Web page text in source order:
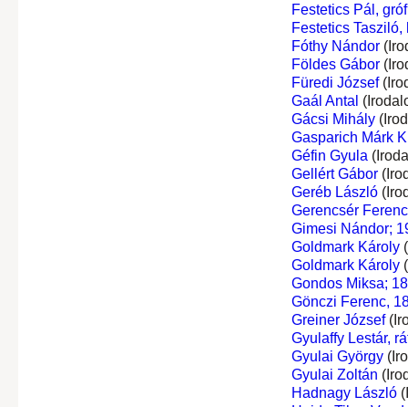
Festetics Pál,
Festetics Tasziló,
Fóthy Nándor
Földes Gábor
Füredi József
Gaál Antal
Gácsi Mihály
Gasparich Márk
Géfin Gyula
Gellért Gábor
Geréb László
Gerencsér Ferenc
Gimesi Nándor;
Goldmark Károly
Goldmark Károly
Gondos Miksa;
Gönczi Ferenc,
Greiner József
Gyulaffy Lestár,
Gyulai György
Gyulai Zoltán
Hadnagy László